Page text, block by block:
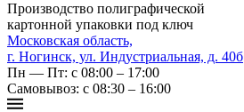
Производство полиграфической
картонной упаковки под ключ
Московская область,
г. Ногинск, ул. Индустриальная, д. 40б
Пн — Пт: с 08:00 – 17:00
Самовывоз: с 08:30 – 16:00